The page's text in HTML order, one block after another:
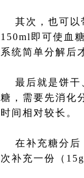
其次，也可以
150ml即可使血
系统简单分解后
最后就是饼干
糖，需要先消化
时间相对较长。
在补充糖分后
次补充一份（